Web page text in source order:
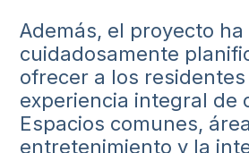
Además, el proyecto ha
cuidadosamente
ofrecer a los residentes
experiencia integral de
Espacios comunes,
entretenimiento y la